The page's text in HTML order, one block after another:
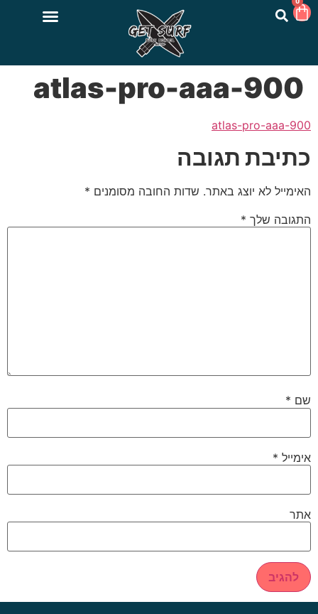
atlas-pro-aaa-900
atlas-pro-aaa-900
כתיבת תגובה
האימייל לא יוצג באתר. שדות החובה מסומנים *
התגובה שלך *
שם *
אימייל *
אתר